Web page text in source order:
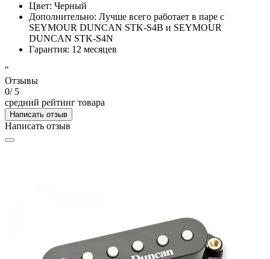
Цвет: Черный
Дополнительно: Лучше всего работает в паре с
SEYMOUR DUNCAN STK-S4B и SEYMOUR
DUNCAN STK-S4N
Гарантия: 12 месяцев
"
Отзывы
0/ 5
средний рейтинг товара
Написать отзыв
Написать отзыв